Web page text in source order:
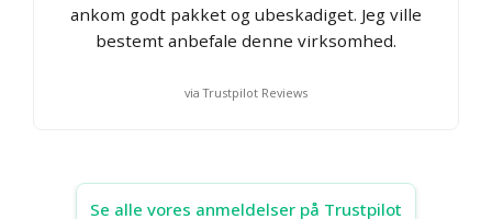
ankom godt pakket og ubeskadiget. Jeg ville
bestemt anbefale denne virksomhed.
via Trustpilot Reviews
Se alle vores anmeldelser på Trustpilot